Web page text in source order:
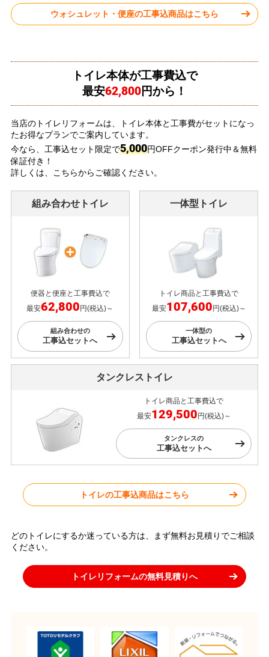
ウォシュレット・便座の工事込商品はこちら
トイレ本体が工事費込で
最安62,800円から！
当店のトイレリフォームは、トイレ本体と工事費がセットになっ
たお得なプランでご案内しています。
今なら、工事込セット限定で5,000円OFFクーポン発行中＆無料
保証付き！
詳しくは、こちらからご確認ください。
組み合わせトイレ
便器と便座と工事費込で
最安62,800 円(税込)～
組み合わせの
工事込セットへ
一体型トイレ
トイレ商品と工事費込で
最安107,600 円(税込)～
一体型の
工事込セットへ
タンクレストイレ
トイレ商品と工事費込で
最安129,500円(税込)～
タンクレスの
工事込セットへ
トイレの工事込商品はこちら
どのトイレにするか迷っている方は、まず無料お見積りでご相談
ください。
トイレリフォームの無料見積りへ